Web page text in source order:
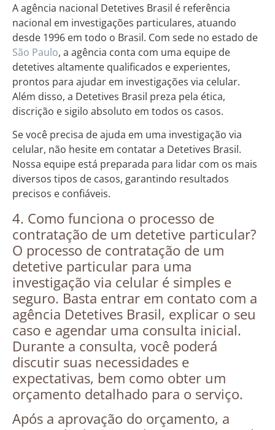
A agência nacional Detetives Brasil é referência
nacional em investigações particulares, atuando
desde 1996 em todo o Brasil. Com sede no estado de
São Paulo, a agência conta com uma equipe de
detetives altamente qualificados e experientes,
prontos para ajudar em investigações via celular.
Além disso, a Detetives Brasil preza pela ética,
discrição e sigilo absoluto em todos os casos.
Se você precisa de ajuda em uma investigação via
celular, não hesite em contatar a Detetives Brasil.
Nossa equipe está preparada para lidar com os mais
diversos tipos de casos, garantindo resultados
precisos e confiáveis.
4. Como funciona o processo de
contratação de um detetive particular?
O processo de contratação de um
detetive particular para uma
investigação via celular é simples e
seguro. Basta entrar em contato com a
agência Detetives Brasil, explicar o seu
caso e agendar uma consulta inicial.
Durante a consulta, você poderá
discutir suas necessidades e
expectativas, bem como obter um
orçamento detalhado para o serviço.
Após a aprovação do orçamento, a